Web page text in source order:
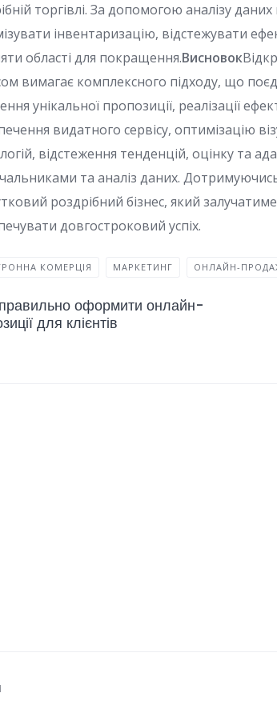
торгівлі. За допомогою аналізу
інвентаризацію, відстежувати
області для покращення.Висновок
вимагає комплексного підходу, що
унікальної пропозиції, реалізації
видатного сервісу, оптимізацію
відстеження тенденцій, оцінку та
та аналіз даних.
роздрібний бізнес, який
довгостроковий успіх.
КОМЕРЦІЯ МАРКЕТИНГ ОНЛАЙН-
оформити онлайн-
для клієнтів